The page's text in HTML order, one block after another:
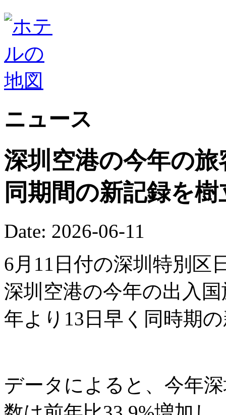
ニュース
深圳空港の今年の
同期間の新記録を
Date: 2026-06-11
6月11日付の深圳特別区
深圳空港の今年の出入
年より13日早く同時期
データによると、今年